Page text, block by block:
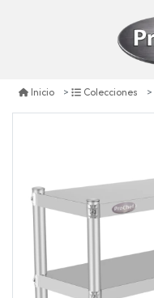
Inicio Colecciones